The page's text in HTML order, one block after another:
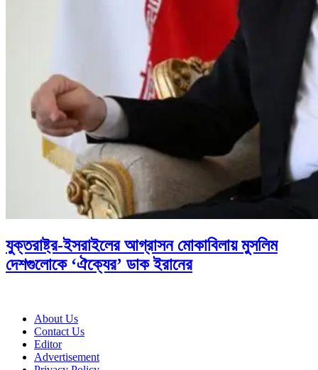
যুক্তরাষ্ট্র-ইসরাইলের আগ্রাসন মোকাবিলায় মুসলিম
দেশগুলোকে ‘ঐক্যের’ ডাক ইরানের
About Us
Contact Us
Editor
Advertisement